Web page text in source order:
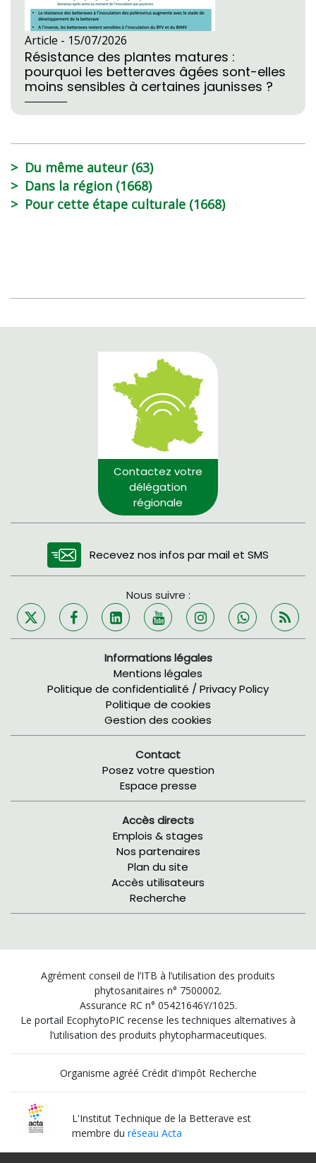
Article - 15/07/2026
Résistance des plantes matures :
pourquoi les betteraves âgées sont-elles
moins sensibles à certaines jaunisses ?
Du même auteur (63)
Dans la région (1668)
Pour cette étape culturale (1668)
Contactez votre
délégation
régionale
Recevez nos infos par mail et SMS
Nous suivre :
Informations légales
Mentions légales
Politique de confidentialité / Privacy Policy
Politique de cookies
Gestion des cookies
Contact
Posez votre question
Espace presse
Accès directs
Emplois & stages
Nos partenaires
Plan du site
Accès utilisateurs
Recherche
Agrément conseil de l’ITB à l’utilisation des produits
phytosanitaires n° 7500002.
Assurance RC n° 05421646Y/1025.
Le portail EcophytoPIC recense les techniques alternatives à
l’utilisation des produits phytopharmaceutiques.
Organisme agréé Crédit d'impôt Recherche
L'Institut Technique de la Betterave est
membre duréseau Acta